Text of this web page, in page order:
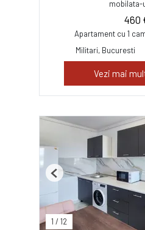
mobilata-
460
Apartament cu 1
Militari, Bucuresti
Vezi mai
1 / 12
Previous